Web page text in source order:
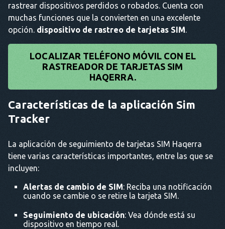
rastrear dispositivos perdidos o robados. Cuenta con
muchas funciones que la convierten en una excelente
opción. dispositivo de rastreo de tarjetas SIM.
LOCALIZAR TELÉFONO MÓVIL CON EL
RASTREADOR DE TARJETAS SIM
HAQERRA.
Características de la aplicación Sim
Tracker
La aplicación de seguimiento de tarjetas SIM Haqerra
tiene varias características importantes, entre las que se
incluyen:
Alertas de cambio de SIM: Reciba una notificación
cuando se cambie o se retire la tarjeta SIM.
Seguimiento de ubicación: Vea dónde está su
dispositivo en tiempo real.